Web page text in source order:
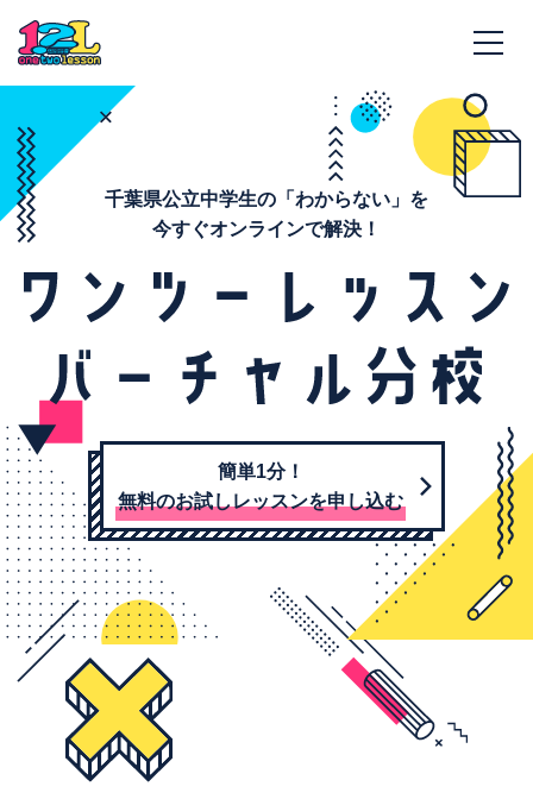
千葉県公立中学生の「わからない」を
今すぐオンラインで解決！
簡単1分！
無料のお試しレッスンを申し込む